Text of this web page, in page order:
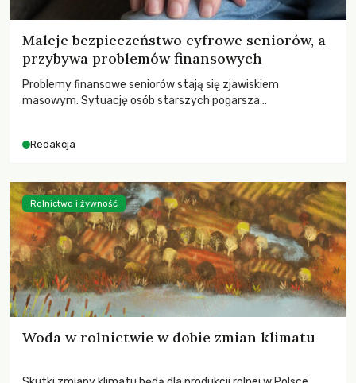
Maleje bezpieczeństwo cyfrowe seniorów, a
przybywa problemów finansowych
Problemy finansowe seniorów stają się zjawiskiem
masowym. Sytuację osób starszych pogarsza
Redakcja
Woda w rolnictwie w dobie zmian klimatu
Rolnictwo i żywność